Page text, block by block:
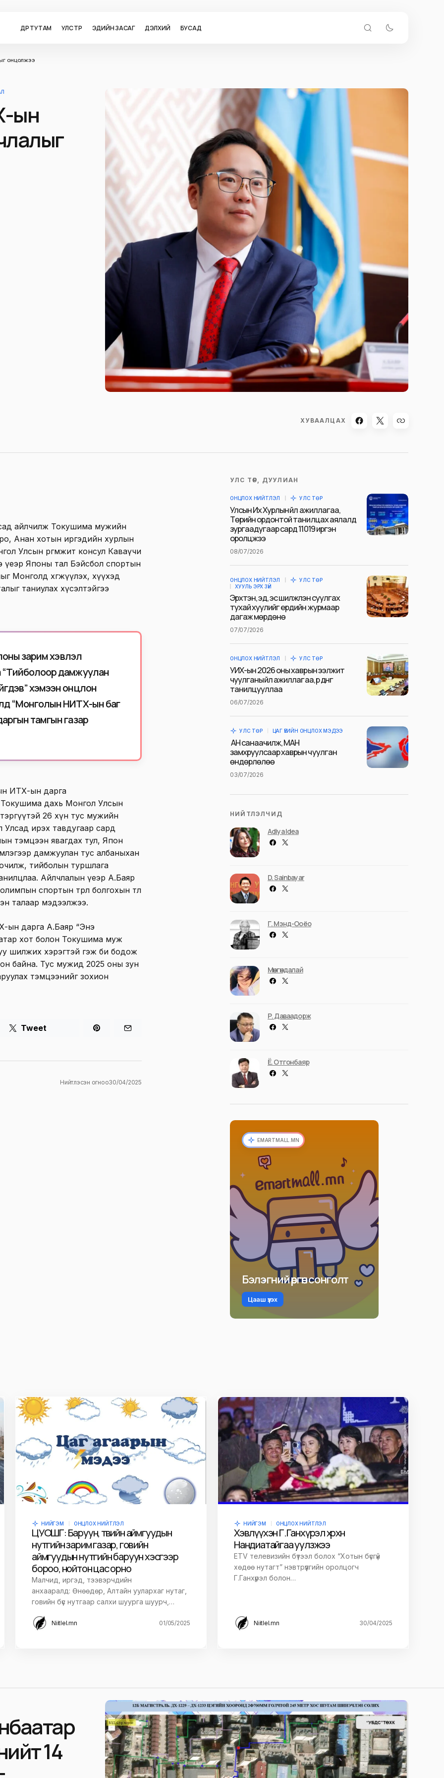
ӨДӨР ТУТАМ УЛС ТӨР ЭДИЙН ЗАСАГ ДЭЛХИЙ БУСАД
онцолжээ
ын
ХУВААЛЦАХ
айлчилж Токушима мужийн
Анан хотын иргэдийн хурлын
Улсын өргөмжит консул Каваүчи
үеэр Японы тал Бэйсбол спортын
Монголд хөгжүүлэх, хүүхэд
таниулах хүсэлтэйгээ
зарим хэвлэл
“Тийболоор дамжуулан
хэмээн онцлон
“Монголын НИТХ-ын баг
тамгын газар
ИТХ-ын дарга
Токушима дахь Монгол Улсын
26 хүн тус мужийн
Улсад ирэх тавдугаар сард
тэмцээн явагдах тул, Япон
дамжуулан тус албаныхан
тийболын туршлага
Айлчлалын үеэр А.Баяр
спортын төрөл болгохын төлөө
талаар мэдээлжээ.
ын дарга А.Баяр “Энэ
хот болон Токушима муж
шилжих хэрэгтэй гэж би бодож
байна. Тус мужид 2025 оны зун
тэмцээнийг зохион
Tweet
Нийтлэсэн огноо30/04/2025
УЛС ТӨР, ДУУЛИАН
ОНЦЛОХ НИЙТЛЭЛ УЛС ТӨР
Улсын Их Хурлын үйл ажиллагаа,
Төрийн ордонтой танилцах аялалд
зургаадугаар сард 11019 иргэн
оролцжээ
08/07/2026
ОНЦЛОХ НИЙТЛЭЛ
УЛС ТӨР
ХУУЛЬ ЭРХ ЗҮЙ
Эрхтэн, эд, эс шилжүүлэн суулгах
тухай хуулийг ердийн журмаар
дагаж мөрдөнө
07/07/2026
ОНЦЛОХ НИЙТЛЭЛ УЛС ТӨР
УИХ-ын 2026 оны хаврын ээлжит
чуулганы үйл ажиллагаа, үр дүнг
танилцууллаа
06/07/2026
УЛС ТӨР ЦАГ ҮЕИЙН ОНЦЛОХ МЭДЭЭ
АН санаачилж, МАН
замхруулсаар хаврын чуулган
өндөрлөлөө
03/07/2026
НИЙТЛЭЛЧИД
Adiya Idea
D. Sainbayar
Г. Мэнд-Ооёо
Мөнгөндалай
Р. Даваадорж
Ё. Отгонбаяр
EMARTMALL.MN
Бэлэгний өргөн сонголт
Цааш үзэх
НИЙГЭМ ОНЦЛОХ НИЙТЛЭЛ
ЦУОШГ: Баруун, төвийн аймгуудын
нутгийн зарим газар, говийн
аймгуудын нутгийн баруун хэсгээр
бороо, нойтон цас орно
Малчид, иргэд, тээвэрчдийн
анхааралд: Өнөөдөр, Алтайн уулархаг нутаг,
говийн бүс нутгаар салхи шуурга шуурч,…
Niitlel.mn 01/05/2025
НИЙГЭМ ОНЦЛОХ НИЙТЛЭЛ
Хэвлүүхэн Г.Ганхүрэл хөөрхөн
Нандиатайгаа уулзжээ
ETV телевизийн бүтээл болох “Хотын бүсгүй
хөдөө нутагт” нэвтрүүлгийн оролцогч
Г.Ганхүрэл болон…
Niitlel.mn 30/04/2025
14